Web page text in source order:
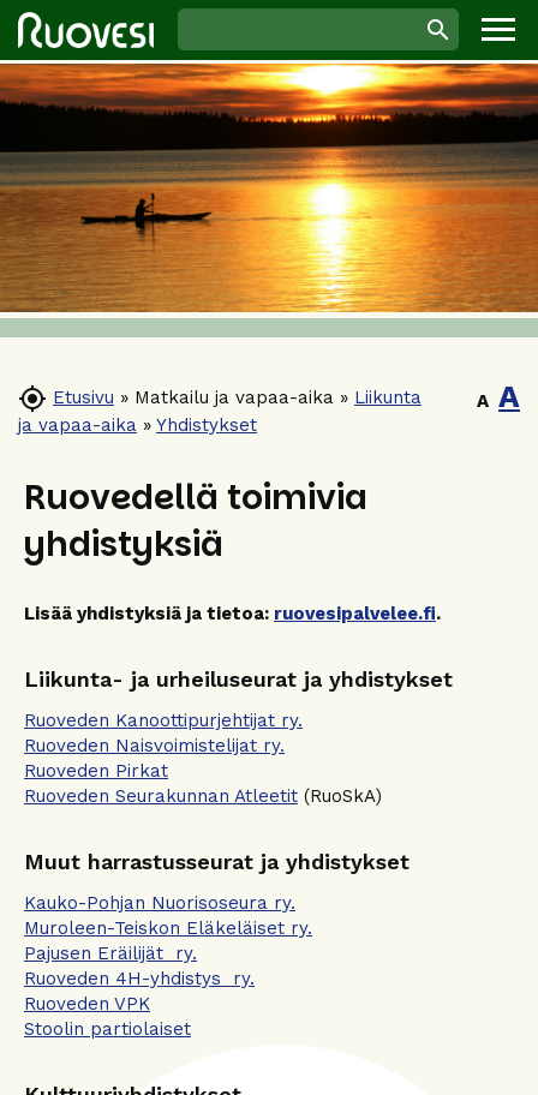
 Etusivu » Matkailu ja vapaa-aika » Liikunta
ja vapaa-aika » Yhdistykset
A A
Ruovedellä toimivia
yhdistyksiä
Lisää yhdistyksiä ja tietoa: ruovesipalvelee.fi.
Liikunta- ja urheiluseurat ja yhdistykset
Ruoveden Kanoottipurjehtijat ry.
Ruoveden Naisvoimistelijat ry.
Ruoveden Pirkat
Ruoveden Seurakunnan Atleetit (RuoSkA)
Muut harrastusseurat ja yhdistykset
Kauko-Pohjan Nuorisoseura ry.
Muroleen-Teiskon Eläkeläiset ry.
Pajusen Eräilijät ry.
Ruoveden 4H-yhdistys ry.
Ruoveden VPK
Stoolin partiolaiset